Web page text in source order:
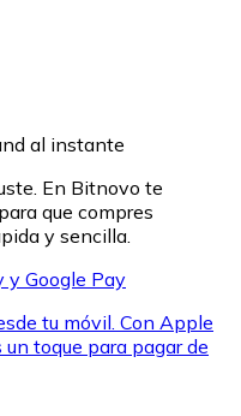
al instante
En Bitnovo te
que compres
y sencilla.
y Google Pay
tu móvil. Con Apple
toque para pagar de